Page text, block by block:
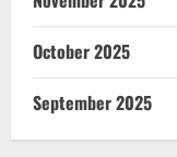
October 2025
September 2025